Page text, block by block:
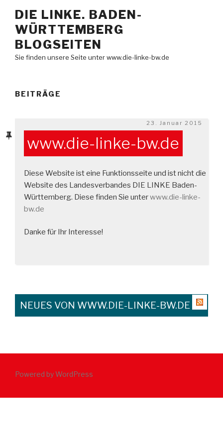
Inhalt
springen
DIE LINKE. BADEN-
WÜRTTEMBERG
BLOGSEITEN
Sie finden unsere Seite unter www.die-linke-bw.de
BEITRÄGE
Veröffentlicht
am
23. Januar 2015
www.die-linke-bw.de
Diese Website ist eine Funktionsseite und ist nicht die
Website des Landesverbandes DIE LINKE Baden-
Württemberg. Diese finden Sie unterwww.die-linke-
bw.de
Danke für Ihr Interesse!
NEUES VON WWW.DIE-LINKE-BW.DE
Powered by WordPress